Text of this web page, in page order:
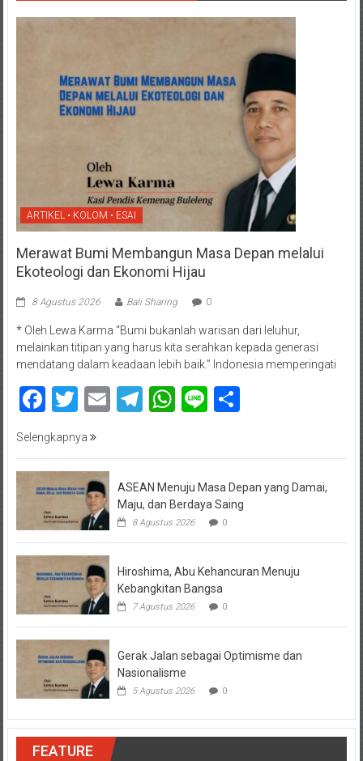
ARTIKEL • KOLOM • ESAI
Merawat Bumi Membangun Masa Depan melalui
Ekoteologi dan Ekonomi Hijau
8 Agustus 2026 Bali Sharing 0
* Oleh Lewa Karma “Bumi bukanlah warisan dari leluhur,
melainkan titipan yang harus kita serahkan kepada generasi
mendatang dalam keadaan lebih baik.” Indonesia memperingati
Facebook
Twitter
EmailTelegram
WhatsApp
LineShare
Selengkapnya
ASEAN Menuju Masa Depan yang Damai,
Maju, dan Berdaya Saing
8 Agustus 2026 0
Hiroshima, Abu Kehancuran Menuju
Kebangkitan Bangsa
7 Agustus 2026 0
Gerak Jalan sebagai Optimisme dan
Nasionalisme
5 Agustus 2026 0
FEATURE